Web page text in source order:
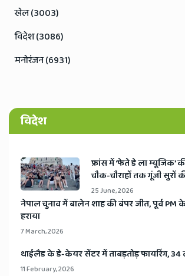
खेल (3003)
विदेश (3086)
मनोरंजन (6931)
विदेश
​फ्रांस में ‘फेते डे ला म्यूजिक’
चौक-चौराहों तक गूंजी सुरों
25 June, 2026
​नेपाल चुनाव में बालेन शाह की बंपर जीत, पूर्व PM
हराया
7 March, 2026
​थाईलैड के डे-केयर सेंटर में ताबड़तोड़ फायरिंग, 34
11 February, 2026